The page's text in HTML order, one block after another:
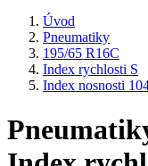
Úvod
Pneumatiky
195/65 R16C
Index rychlosti S
Index nosnosti